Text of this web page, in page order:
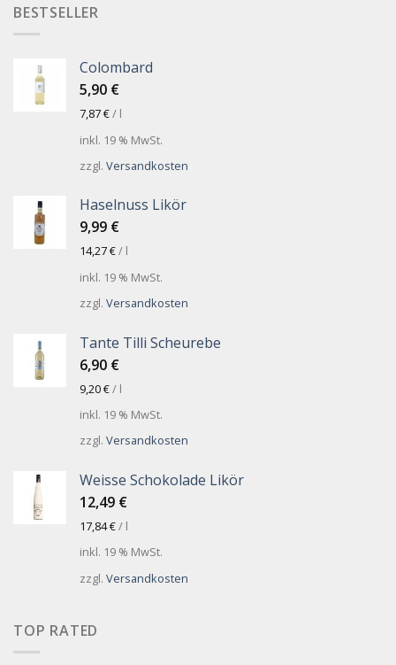
BESTSELLER
Colombard
5,90 €
7,87€/ l
inkl. 19 % MwSt.
zzgl. Versandkosten
Haselnuss Likör
9,99 €
14,27€/ l
inkl. 19 % MwSt.
zzgl. Versandkosten
Tante Tilli Scheurebe
6,90 €
9,20€/ l
inkl. 19 % MwSt.
zzgl. Versandkosten
Weisse Schokolade Likör
12,49 €
17,84€/ l
inkl. 19 % MwSt.
zzgl. Versandkosten
TOP RATED